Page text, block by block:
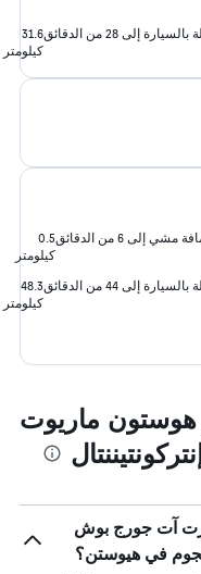
إلى 28 من الدقائق
31.6
كيلومتر
مشي إلى 6 من الدقائق
0.5
كيلومتر
إلى 44 من الدقائق
48.3
كيلومتر
هوستون ماريوت
آت جورج بوش